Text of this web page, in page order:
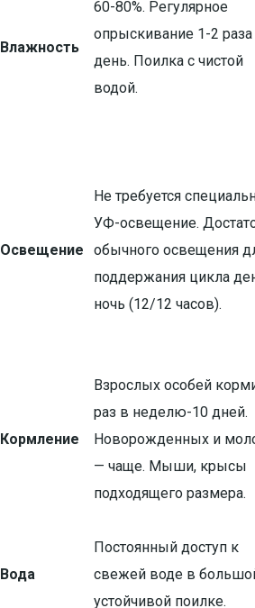
Влажность
60-80%. Регулярное
опрыскивание 1-2 раза
день. Поилка с чистой
водой.
Освещение
Не требуется
УФ-освещение.
обычного освещения
поддержания цикла
ночь (12/12 часов).
Кормление
Взрослых особей
раз в неделю-10 дней.
Новорожденных и
— чаще. Мыши, крысы
подходящего размера.
Вода
Постоянный доступ к
свежей воде в
устойчивой поилке.